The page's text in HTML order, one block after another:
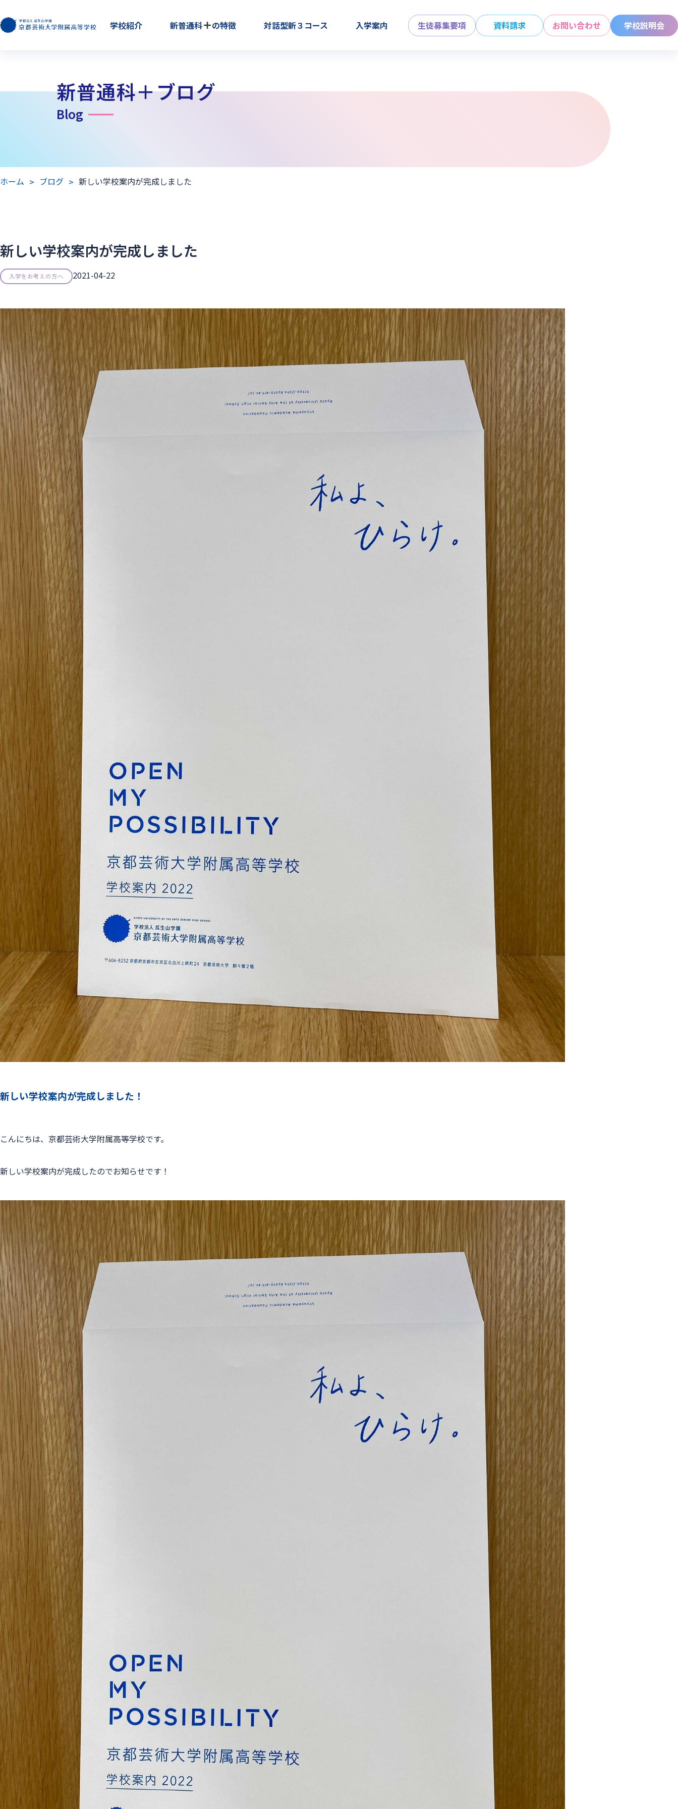
学校紹介 新普通科 の特徴 対話型新３コース 入学案内 生徒募集要項 資料請求 お問い合わせ 学校説明会
新普通科＋ブログ
Blog
ホーム ブログ 新しい学校案内が完成しました
新しい学校案内が完成しました
入学をお考えの方へ 2021-04-22
新しい学校案内が完成しました！
こんにちは、京都芸術大学附属高等学校です。
新しい学校案内が完成したのでお知らせです！